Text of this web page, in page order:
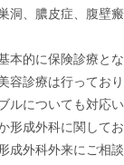
洞、膿皮症、腹壁
本的に保険診療とな
容診療は行ってお
ルについても対応
形成外科に関して
成外科外来にご相談